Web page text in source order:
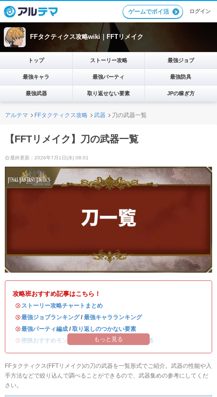
ゲームでポイ活 ログイン
FFタクティクス攻略wiki｜FFTリメイク
トップ ストーリー攻略 最強ジョブ
最強キャラ 最強パーティ 最強防具
最強武器 取り返せない要素 JPの稼ぎ方
アルテマ FFタクティクス攻略 武器 刀の武器一覧
【FFTリメイク】刀の武器一覧
最終更新：2026年7月1日(水) 08:01
攻略班おすすめ記事はこちら！
・ ストーリー攻略チャートまとめ
・最強ジョブランキング/ 最強キャラランキング
・最強パーティ編成 / 取り返しのつかない要素
・ 密猟おすすめモンスター ディープダンジョン攻略
もっと見る
FFタクティクス(FFTリメイク)の刀の武器を一覧形式でご紹介。武器の性能や入
手方法などで絞り込んで調べることができるので、武器集めの参考にしてくだ
さい。